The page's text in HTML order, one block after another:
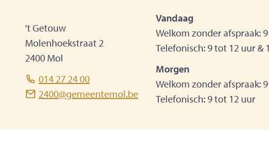
't Getouw
't Getouw
't Getouw
't Getouw
't Getouw
Adres't Getouw
Molenhoekstraat 2
,2400 Mol
014 27 24 00
E-mailadres
2400@gemeentemol.be
Vandaag
Welkom zonder afspraak:9
Telefonisch:9tot 12 uur&
Morgen
Welkom zonder afspraak:9
Telefonisch:9tot 12 uur